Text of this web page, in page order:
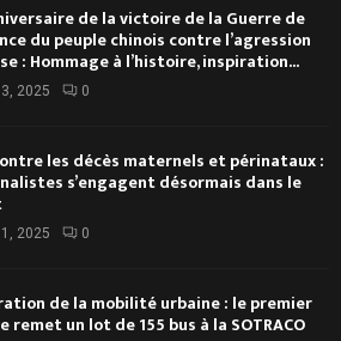
de la victoire de la Guerre de
du peuple chinois contre l’agression
: Hommage à l’histoire, inspiration...
2025 0
les décès maternels et périnataux :
s’engagent désormais dans le
2025 0
de la mobilité urbaine : le premier
remet un lot de 155 bus à la SOTRACO